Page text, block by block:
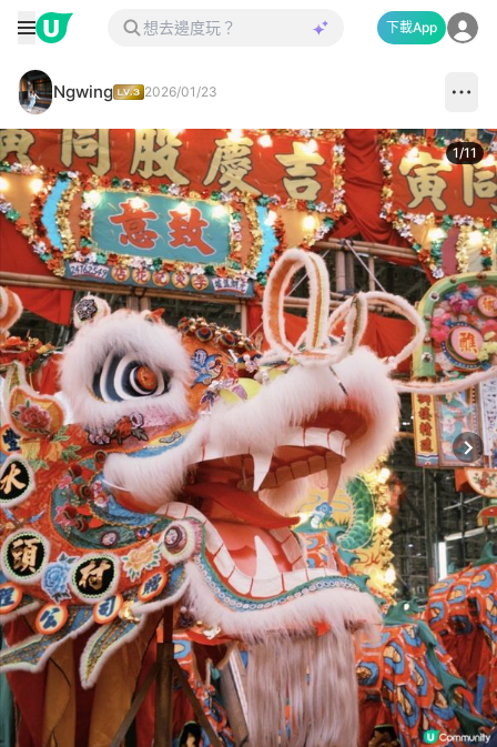
下載App
Ngwing 2026/01/23
1/11